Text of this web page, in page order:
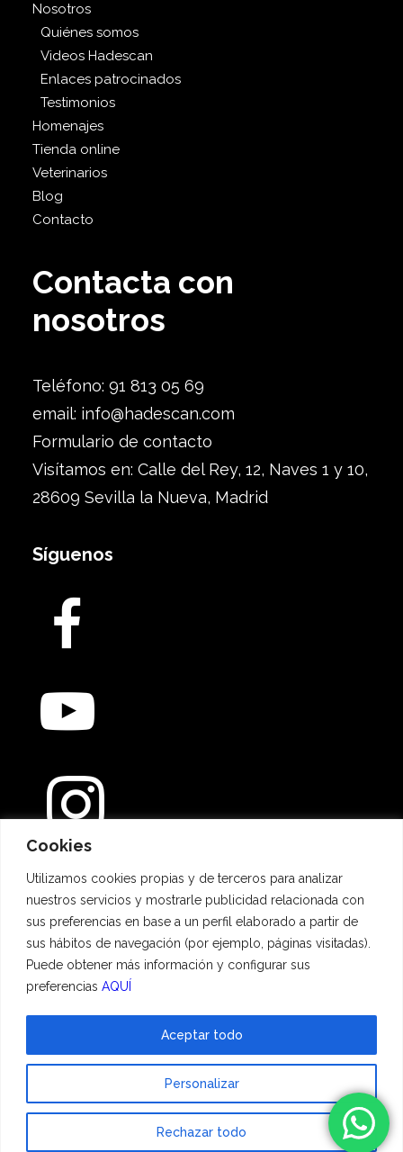
Cookies
Utilizamos cookies propias y de terceros para analizar
nuestros servicios y mostrarle publicidad relacionada con
sus preferencias en base a un perfil elaborado a partir de
sus hábitos de navegación (por ejemplo, páginas visitadas).
Puede obtener más información y configurar sus
preferencias AQUÍ
Personalizar
Rechazar todo
Aceptar todo
Nosotros
Quiénes somos
Videos Hadescan
Enlaces patrocinados
Testimonios
Homenajes
Tienda online
Veterinarios
Blog
Contacto
Contacta con
nosotros
Teléfono: 91 813 05 69
email: info@hadescan.com
Formulario de contacto
Visítamos en: Calle del Rey, 12, Naves 1 y 10,
28609 Sevilla la Nueva, Madrid
Síguenos
Métodos de pago
© 2023 Hadescan All rights reserved ·Aviso Legal
Política de cookies| Powered bybinary